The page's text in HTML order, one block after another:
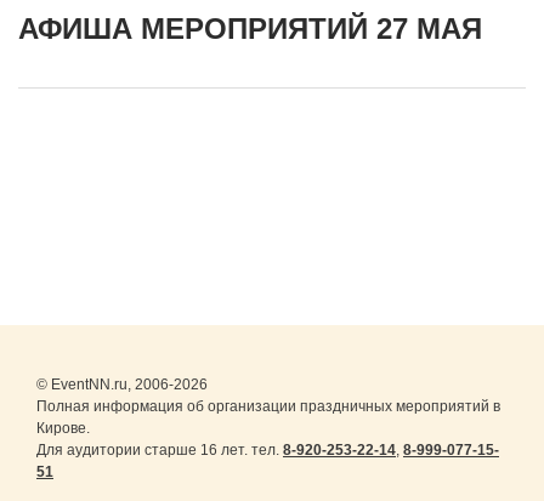
АФИША МЕРОПРИЯТИЙ 27 МАЯ
© EventNN.ru, 2006-2026
Полная информация об организации праздничных мероприятий в
Кирове.
Для аудитории старше 16 лет. тел. 8-920-253-22-14, 8-999-077-15-
51